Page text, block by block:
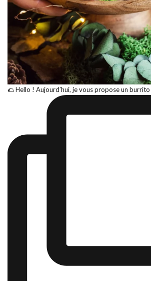
🌮 Hello ! Aujourd’hui, je vous propose un burrito